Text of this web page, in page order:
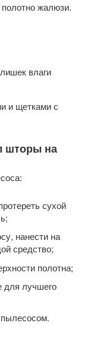
жалюзи.
влаги
и щетками с
шторы на
сухой
нанести на
средство;
полотна;
для лучшего
пылесосом.